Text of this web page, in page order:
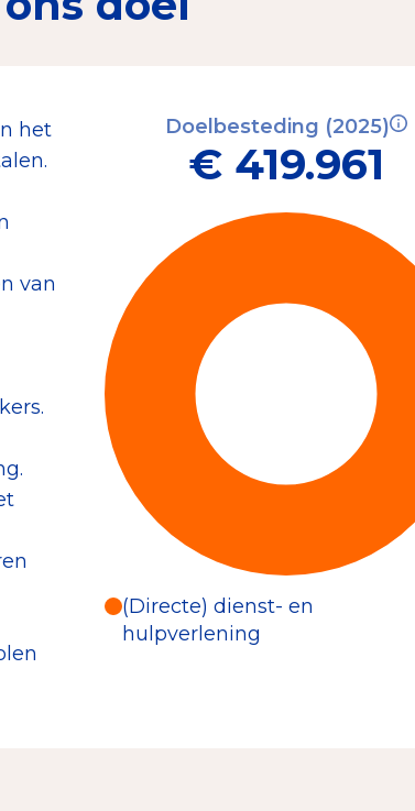
Doelbesteding (2025)
€ 419.961
(Directe) dienst- en
hulpverlening
het
van